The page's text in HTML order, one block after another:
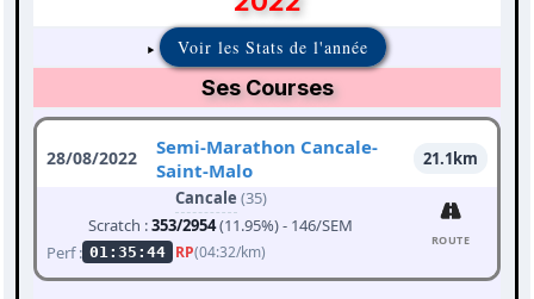
Voir les Stats de l'année
Ses Courses
28/08/2022
Semi-Marathon Cancale-
Saint-Malo
21.1km
Cancale (35)
Scratch :353/2954(11.95%) - 146/SEM
Perf : 01:35:44 RP(04:32/km)
ROUTE